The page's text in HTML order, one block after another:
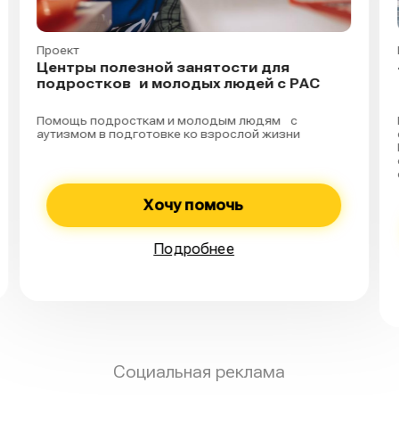
Проект
Центры полезной занятости для
подростков и молодых людей с РАС
Помощь подросткам и молодым людям с
аутизмом в подготовке ко взрослой жизни
Хочу помочь
Подробнее
Социальная реклама